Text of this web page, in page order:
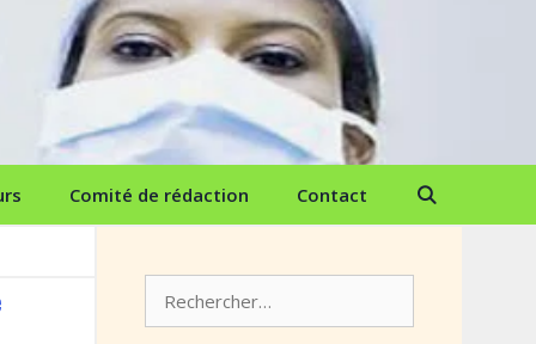
Comité de rédaction Contact